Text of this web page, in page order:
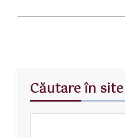
Căutare în site